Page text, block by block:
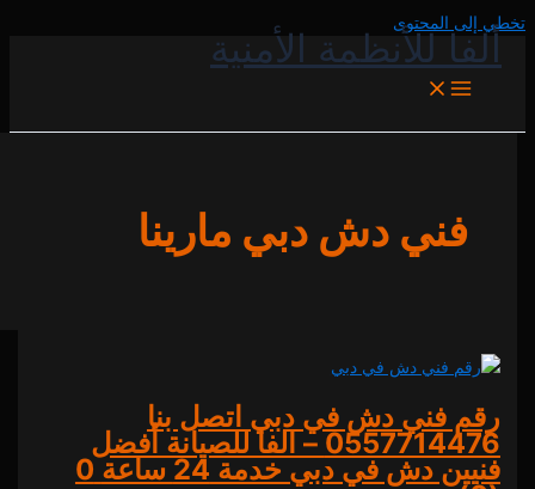
للأنظمة الأمنية
دش دبي مارينا
فني دش في دبي اتصل بنا
0557714476 – الفا للصيانة أفضل
دش في دبي خدمة 24 ساعة 0